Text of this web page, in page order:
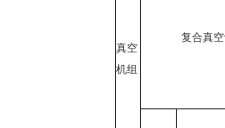
真空
机组
复合真